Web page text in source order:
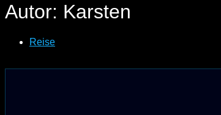
Autor: Karsten
Reise